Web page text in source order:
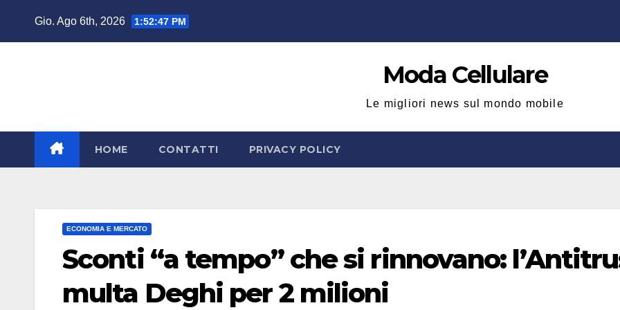
Gio. Ago 6th, 2026 1:52:48 PM
Moda Cellulare
Le migliori news sul mondo mobile
HOME CONTATTI PRIVACY POLICY
ECONOMIA E MERCATO
Sconti “a tempo” che si rinnovano:
multa Deghi per 2 milioni